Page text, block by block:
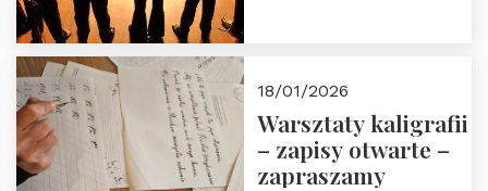
18/01/2026
Warsztaty kaligrafii
– zapisy otwarte –
zapraszamy